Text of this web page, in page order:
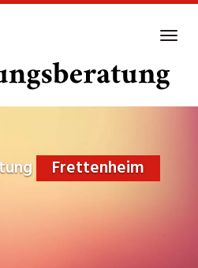
Frettenheim